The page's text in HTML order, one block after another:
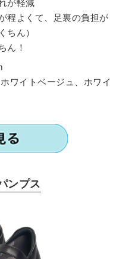
が軽減
程よくて、足裏の負担が
ちん）
ん！
ワイトベージュ、ホワイ
ンプス